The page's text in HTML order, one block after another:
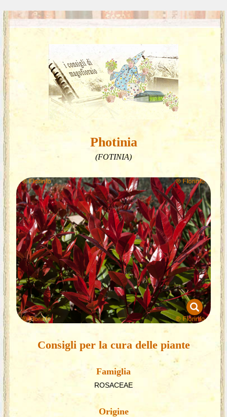
Photinia
(FOTINIA)
Consigli per la cura delle piante
Famiglia
ROSACEAE
Origine